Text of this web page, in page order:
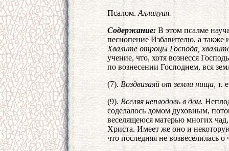
Псалом. Аллилуия.
Содержание: В этом псалме
песнопение Избавителю, а также
Хвалите отроцы Господа,
учение, что, хотя вознесся
по вознесении Господнем, вся
(7). Воздвизаяй от земли нища, т.
(9).Вселяя неплодовь в дом.
соделалось домом духовным,
веселящеюся матерью многих
Христа. Имеет же оно и
что последняя не возвеселилась